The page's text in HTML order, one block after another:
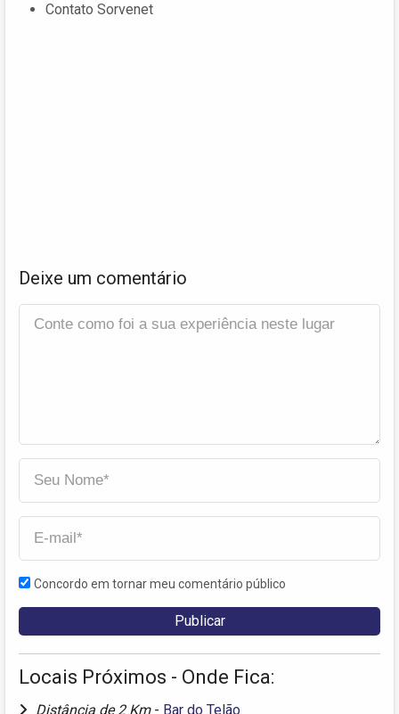
Contato Sorvenet
Deixe um comentário
Concordo em tornar meu comentário público
Locais Próximos - Onde Fica:
Distância de 2 Km - Bar do Telão